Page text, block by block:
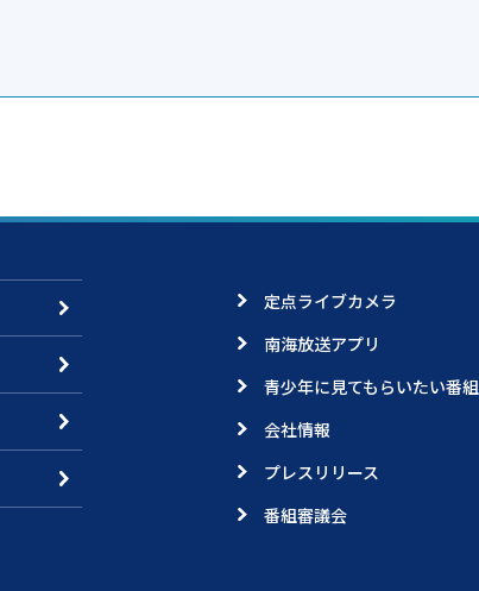
定点ライブカメラ
南海放送アプリ
青少年に見てもらいたい番組
会社情報
プレスリリース
番組審議会